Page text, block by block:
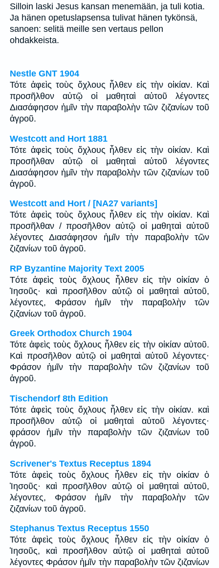
Silloin laski Jesus kansan menemään, ja tuli kotia.
Ja hänen opetuslapsensa tulivat hänen tykönsä,
sanoen: selitä meille sen vertaus pellon
ohdakkeista.
Nestle GNT 1904
Τότε ἀφεὶς τοὺς ὄχλους ἦλθεν εἰς τὴν οἰκίαν. Καὶ
προσῆλθον αὐτῷ οἱ μαθηταὶ αὐτοῦ λέγοντες
Διασάφησον ἡμῖν τὴν παραβολὴν τῶν ζιζανίων τοῦ
ἀγροῦ.
Westcott and Hort 1881
Τότε ἀφεὶς τοὺς ὄχλους ἦλθεν εἰς τὴν οἰκίαν. Καὶ
προσῆλθαν αὐτῷ οἱ μαθηταὶ αὐτοῦ λέγοντες
Διασάφησον ἡμῖν τὴν παραβολὴν τῶν ζιζανίων τοῦ
ἀγροῦ.
Westcott and Hort / [NA27 variants]
Τότε ἀφεὶς τοὺς ὄχλους ἦλθεν εἰς τὴν οἰκίαν. Καὶ
προσῆλθαν / προσῆλθον αὐτῷ οἱ μαθηταὶ αὐτοῦ
λέγοντες Διασάφησον ἡμῖν τὴν παραβολὴν τῶν
ζιζανίων τοῦ ἀγροῦ.
RP Byzantine Majority Text 2005
Tότε ἀφεὶς τοὺς ὄχλους ἦλθεν εἰς τὴν οἰκίαν ὁ
Ἰησοῦς· καὶ προσῆλθον αὐτῷ οἱ μαθηταὶ αὐτοῦ,
λέγοντες, Φράσον ἡμῖν τὴν παραβολὴν τῶν
ζιζανίων τοῦ ἀγροῦ.
Greek Orthodox Church 1904
Τότε ἀφεὶς τοὺς ὄχλους ἦλθεν εἰς τὴν οἰκίαν αὐτοῦ.
Καὶ προσῆλθον αὐτῷ οἱ μαθηταὶ αὐτοῦ λέγοντες·
Φράσον ἡμῖν τὴν παραβολὴν τῶν ζιζανίων τοῦ
ἀγροῦ.
Tischendorf 8th Edition
Τότε ἀφεὶς τοὺς ὄχλους ἦλθεν εἰς τὴν οἰκίαν. καὶ
προσῆλθον αὐτῷ οἱ μαθηταὶ αὐτοῦ λέγοντες·
φράσον ἡμῖν τὴν παραβολὴν τῶν ζιζανίων τοῦ
ἀγροῦ.
Scrivener's Textus Receptus 1894
Τότε ἀφεὶς τοὺς ὄχλους ἦλθεν εἰς τὴν οἰκίαν ὁ
Ἰησοῦς· καὶ προσῆλθον αὐτῷ οἱ μαθηταὶ αὐτοῦ,
λέγοντες, Φράσον ἡμῖν τὴν παραβολὴν τῶν
ζιζανίων τοῦ ἀγροῦ.
Stephanus Textus Receptus 1550
Τότε ἀφεὶς τοὺς ὄχλους ἦλθεν εἰς τὴν οἰκίαν ὁ
Ἰησοῦς, καὶ προσῆλθον αὐτῷ οἱ μαθηταὶ αὐτοῦ
λέγοντες Φράσον ἡμῖν τὴν παραβολὴν τῶν ζιζανίων